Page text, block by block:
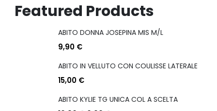
Featured Products
ABITO DONNA JOSEPINA MIS M/L
9,90 €
ABITO IN VELLUTO CON COULISSE LATERALE
15,00 €
ABITO KYLIE TG UNICA COL A SCELTA